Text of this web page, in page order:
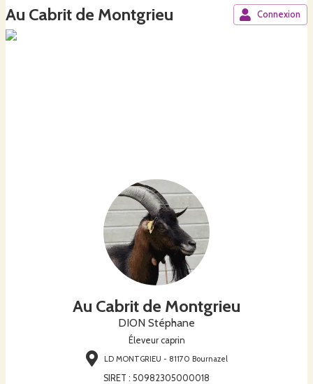
Au Cabrit de Montgrieu Connexion
Au Cabrit de Montgrieu
DION Stéphane
Éleveur caprin
LD MONTGRIEU - 81170 Bournazel
SIRET : 50982305000018